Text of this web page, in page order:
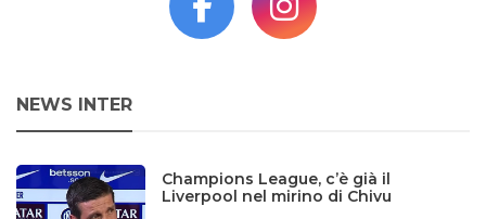
NEWS INTER
Champions League, c’è già il
Liverpool nel mirino di Chivu